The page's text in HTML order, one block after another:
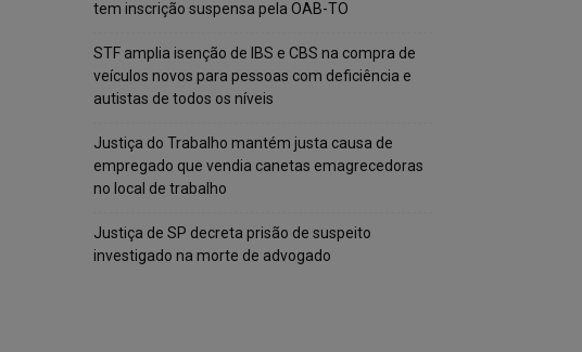
tem inscrição suspensa pela OAB-TO
STF amplia isenção de IBS e CBS na compra de
veículos novos para pessoas com deficiência e
autistas de todos os níveis
Justiça do Trabalho mantém justa causa de
empregado que vendia canetas emagrecedoras
no local de trabalho
Justiça de SP decreta prisão de suspeito
investigado na morte de advogado